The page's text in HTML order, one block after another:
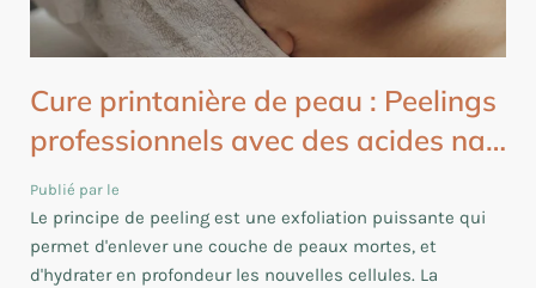
Cure printanière de peau : Peelings
professionnels avec des acides na…
Publié par le
Le principe de peeling est une exfoliation puissante qui
permet d'enlever une couche de peaux mortes, et
d'hydrater en profondeur les nouvelles cellules. La